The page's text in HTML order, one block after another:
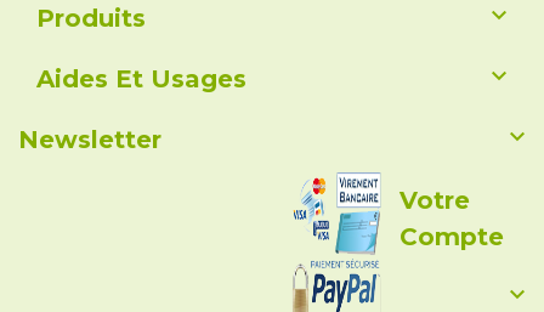
Produits 
Aides Et Usages 
Newsletter 
Votre
Compte
